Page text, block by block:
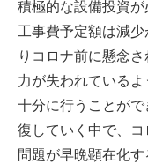
積極的な設備投資
工事費予定額は減
りコロナ前に懸念
力が失われている
十分に行うことが
復していく中で、
問題が早晩顕在化す